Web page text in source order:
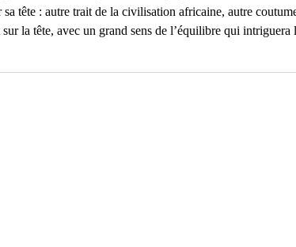
tête : autre trait de la civilisation africaine, autre
la tête, avec un grand sens de l’équilibre qui intriguera